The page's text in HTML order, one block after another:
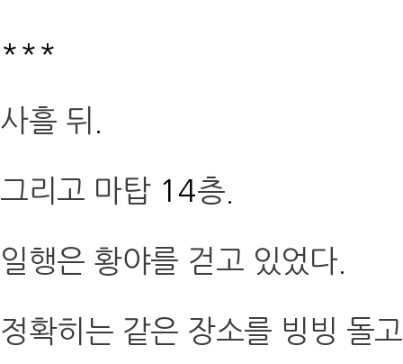
***
사흘 뒤
그리고 마탑 14층
일행은 황야를 걷고 있었다.
정확히는 같은 장소를 빙빙 돌